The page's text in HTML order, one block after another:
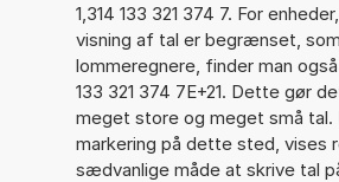
1,314 133 321 374 7. For
visning af tal er begrænset,
lommeregnere, finder man
133 321 374 7E+21. Dette gør
meget store og meget små tal.
markering på dette sted, vises
sædvanlige måde at skrive tal